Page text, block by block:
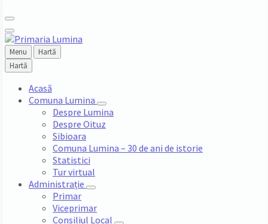
Menu
Hartă
Hartă
Acasă
Comuna Lumina
Despre Lumina
Despre Oituz
Sibioara
Comuna Lumina – 30 de ani de istorie
Statistici
Tur virtual
Administrație
Primar
Viceprimar
Consiliul Local